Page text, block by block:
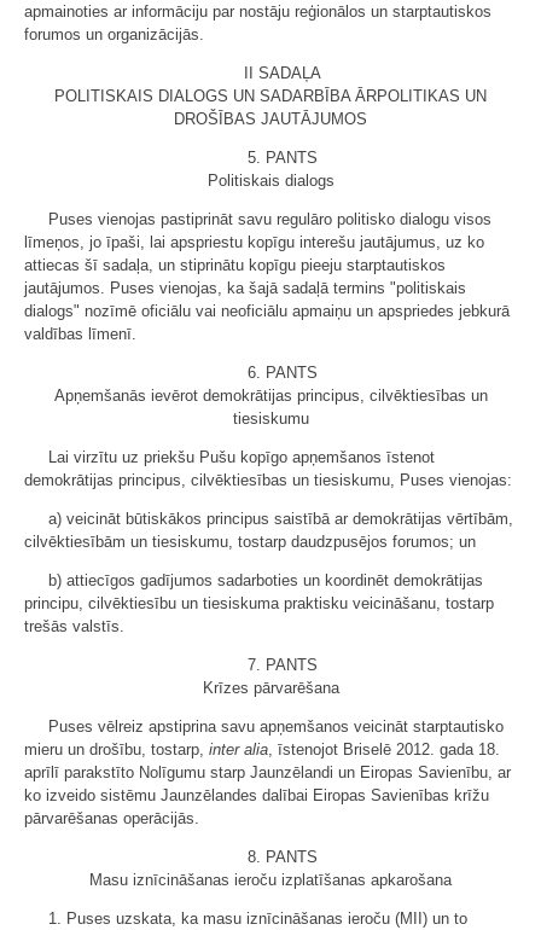
apmainoties ar informāciju par nostāju reģionālos un starptautiskos
forumos un organizācijās.
II SADAĻA
POLITISKAIS DIALOGS UN SADARBĪBA ĀRPOLITIKAS UN
DROŠĪBAS JAUTĀJUMOS
5. PANTS
Politiskais dialogs
Puses vienojas pastiprināt savu regulāro politisko dialogu visos
līmeņos, jo īpaši, lai apspriestu kopīgu interešu jautājumus, uz ko
attiecas šī sadaļa, un stiprinātu kopīgu pieeju starptautiskos
jautājumos. Puses vienojas, ka šajā sadaļā termins "politiskais
dialogs" nozīmē oficiālu vai neoficiālu apmaiņu un apspriedes jebkurā
valdības līmenī.
6. PANTS
Apņemšanās ievērot demokrātijas principus, cilvēktiesības un
tiesiskumu
Lai virzītu uz priekšu Pušu kopīgo apņemšanos īstenot
demokrātijas principus, cilvēktiesības un tiesiskumu, Puses vienojas:
a) veicināt būtiskākos principus saistībā ar demokrātijas vērtībām,
cilvēktiesībām un tiesiskumu, tostarp daudzpusējos forumos; un
b) attiecīgos gadījumos sadarboties un koordinēt demokrātijas
principu, cilvēktiesību un tiesiskuma praktisku veicināšanu, tostarp
trešās valstīs.
7. PANTS
Krīzes pārvarēšana
Puses vēlreiz apstiprina savu apņemšanos veicināt starptautisko
mieru un drošību, tostarp, inter alia , īstenojot Briselē 2012. gada 18.
aprīlī parakstīto Nolīgumu starp Jaunzēlandi un Eiropas Savienību, ar
ko izveido sistēmu Jaunzēlandes dalībai Eiropas Savienības krīžu
pārvarēšanas operācijās.
8. PANTS
Masu iznīcināšanas ieroču izplatīšanas apkarošana
1. Puses uzskata, ka masu iznīcināšanas ieroču (MII) un to